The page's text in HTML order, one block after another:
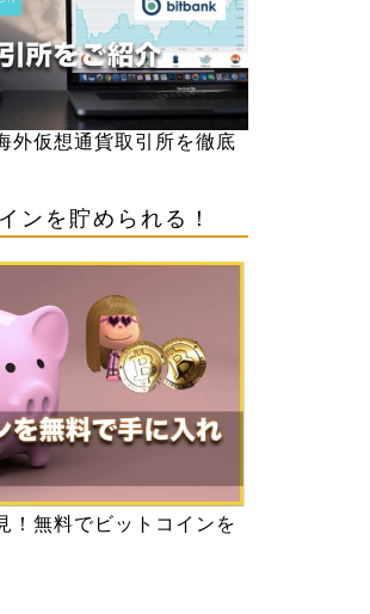
外仮想通貨取引所を徹底
ンを貯められる！
！無料でビットコインを